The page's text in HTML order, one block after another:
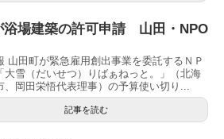
浴場建築の許可申請 山田・NPO
山田町が緊急雇用創出事業を委託するＮＰ
大雪（だいせつ）りばぁねっと。」（北海
、岡田栄悟代表理事）の予算使い切り...
記事を読む